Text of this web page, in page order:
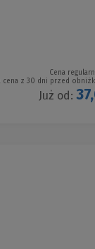
Cena
cena z 30 dni przed
Już od: